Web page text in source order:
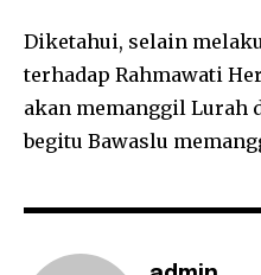
Diketahui, selain
terhadap Rahmawati
akan memanggil Lurah
begitu Bawaslu